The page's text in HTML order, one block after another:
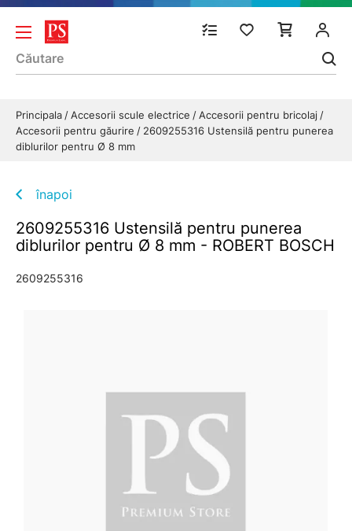
Principala Accesorii scule electrice
Accesorii pentru bricolaj
Accesorii pentru găurire
2609255316 Ustensilă pentru punerea
diblurilor pentru Ø 8 mm
înapoi
2609255316 Ustensilă pentru punerea
diblurilor pentru Ø 8 mm - ROBERT BOSCH
2609255316